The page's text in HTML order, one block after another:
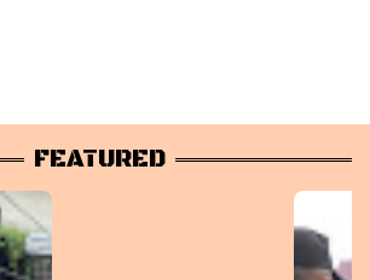
FEATURED